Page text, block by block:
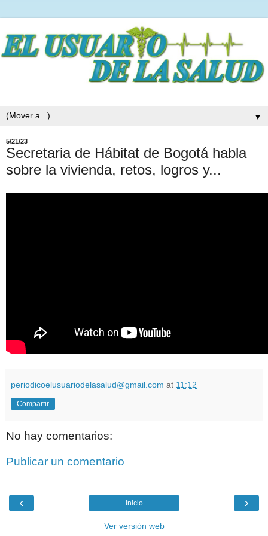
▼
5/21/23
Secretaria de Hábitat de Bogotá habla
sobre la vivienda, retos, logros y...
periodicoelusuariodelasalud@gmail.com at 11:12
Compartir
No hay comentarios:
Publicar un comentario
‹ ›
Inicio
Ver versión web